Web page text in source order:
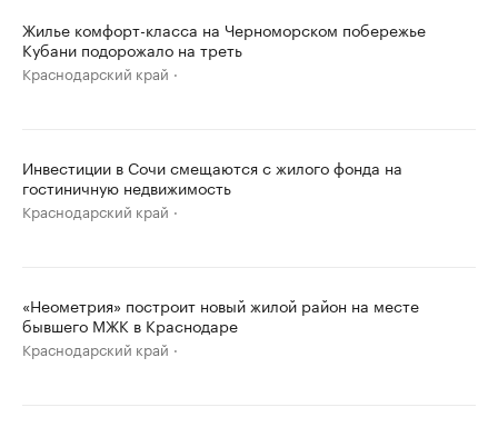
Жилье комфорт-класса на Черноморском побережье
Кубани подорожало на треть
Краснодарский край
Инвестиции в Сочи смещаются с жилого фонда на
гостиничную недвижимость
Краснодарский край
«Неометрия» построит новый жилой район на месте
бывшего МЖК в Краснодаре
Краснодарский край